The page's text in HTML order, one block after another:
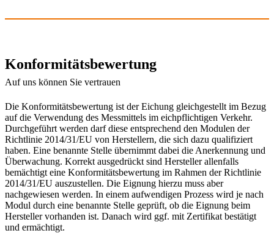
Konformitätsbewertung
Auf uns können Sie vertrauen
Die Konformitätsbewertung ist der Eichung gleichgestellt im Bezug
auf die Verwendung des Messmittels im eichpflichtigen Verkehr.
Durchgeführt werden darf diese entsprechend den Modulen der
Richtlinie 2014/31/EU von Herstellern, die sich dazu qualifiziert
haben. Eine benannte Stelle übernimmt dabei die Anerkennung und
Überwachung. Korrekt ausgedrückt sind Hersteller allenfalls
bemächtigt eine Konformitätsbewertung im Rahmen der Richtlinie
2014/31/EU auszustellen. Die Eignung hierzu muss aber
nachgewiesen werden. In einem aufwendigen Prozess wird je nach
Modul durch eine benannte Stelle geprüft, ob die Eignung beim
Hersteller vorhanden ist. Danach wird ggf. mit Zertifikat bestätigt
und ermächtigt.